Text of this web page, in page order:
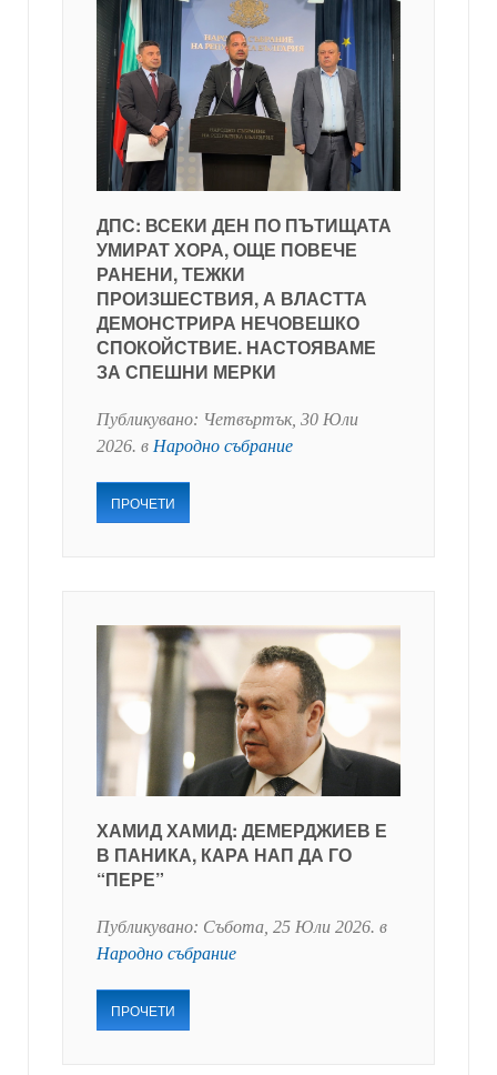
ДПС: ВСЕКИ ДЕН ПО ПЪТИЩАТА
УМИРАТ ХОРА, ОЩЕ ПОВЕЧЕ
РАНЕНИ, ТЕЖКИ
ПРОИЗШЕСТВИЯ, А ВЛАСТТА
ДЕМОНСТРИРА НЕЧОВЕШКО
СПОКОЙСТВИЕ. НАСТОЯВАМЕ
ЗА СПЕШНИ МЕРКИ
Публикувано: Четвъртък, 30 Юли
2026. в Народно събрание
ПРОЧЕТИ
ХАМИД ХАМИД: ДЕМЕРДЖИЕВ Е
В ПАНИКА, КАРА НАП ДА ГО
“ПЕРЕ”
Публикувано: Събота, 25 Юли 2026. в
Народно събрание
ПРОЧЕТИ